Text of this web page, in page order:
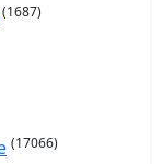
(1687)
(17066)